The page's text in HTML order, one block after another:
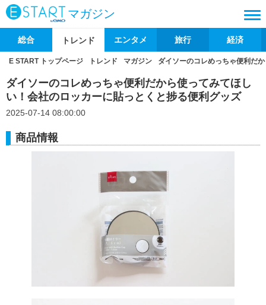
マガジン
総合 トレンド エンタメ 旅行 経済
E START トップページ トレンド マガジン ダイソーのコレめっちゃ便利だ
ダイソーのコレめっちゃ便利だから使ってみてほし
い！会社のロッカーに貼っとくと捗る便利グッズ
2025-07-14 08:00:00
商品情報